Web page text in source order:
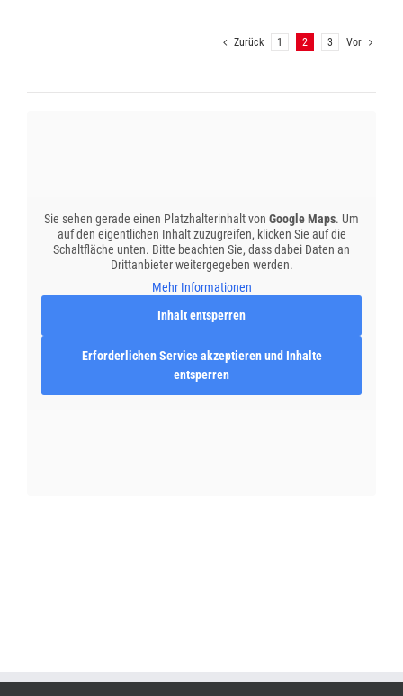
Zurück 1 2 3 Vor
Sie sehen gerade einen Platzhalterinhalt von Google Maps. Um
auf den eigentlichen Inhalt zuzugreifen, klicken Sie auf die
Schaltfläche unten. Bitte beachten Sie, dass dabei Daten an
Drittanbieter weitergegeben werden.
Mehr Informationen
Inhalt entsperren
Erforderlichen Service akzeptieren und Inhalte
entsperren